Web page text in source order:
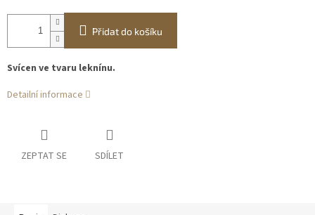
Přidat do košíku
Svícen ve tvaru leknínu.
Detailní informace
ZEPTAT SE SDÍLET